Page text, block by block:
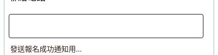
發送報名成功通知用...